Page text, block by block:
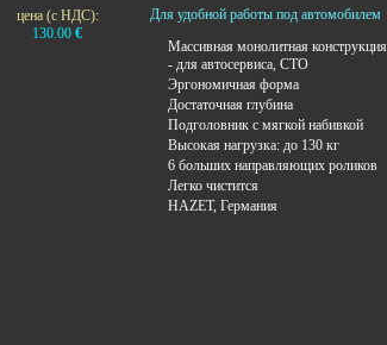
цена (с НДС):
130.00 €
Для удобной работы под автомобилем
Массивная монолитная конструкция
- для автосервиса, СТО
Эргономичная форма
Достаточная глубина
Подголовник с мягкой набивкой
Высокая нагрузка: до 130 кг
6 больших направляющих роликов
Легко чистится
HAZET, Германия